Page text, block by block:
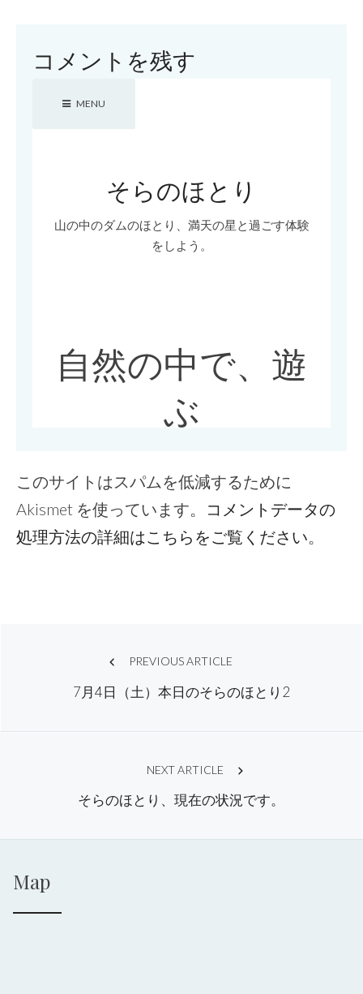
コメントを残す
このサイトはスパムを低減するために
Akismet を使っています。
コメントデータの
処理方法の詳細はこちらをご覧ください。
navigation
PREVIOUS ARTICLE
7月4日（土）本日のそらのほとり2
NEXT ARTICLE
そらのほとり、現在の状況です。
Map